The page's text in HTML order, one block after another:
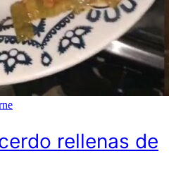
rellenas de